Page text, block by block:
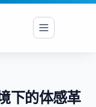
下的体感革